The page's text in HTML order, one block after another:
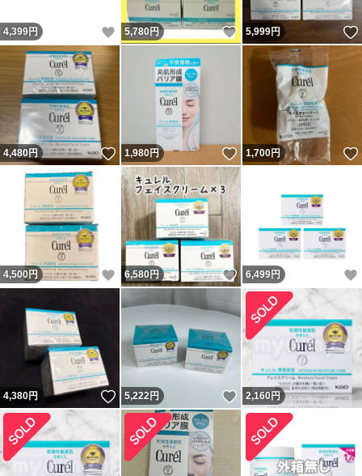
4,399円 いいね！
5,780円 いいね！
5,999円
4,480円 いいね！
1,980円 いいね！
1,700円
4,500円 いいね！
6,580円 いいね！
6,499円
4,380円 いいね！
5,222円 いいね！
2,160円